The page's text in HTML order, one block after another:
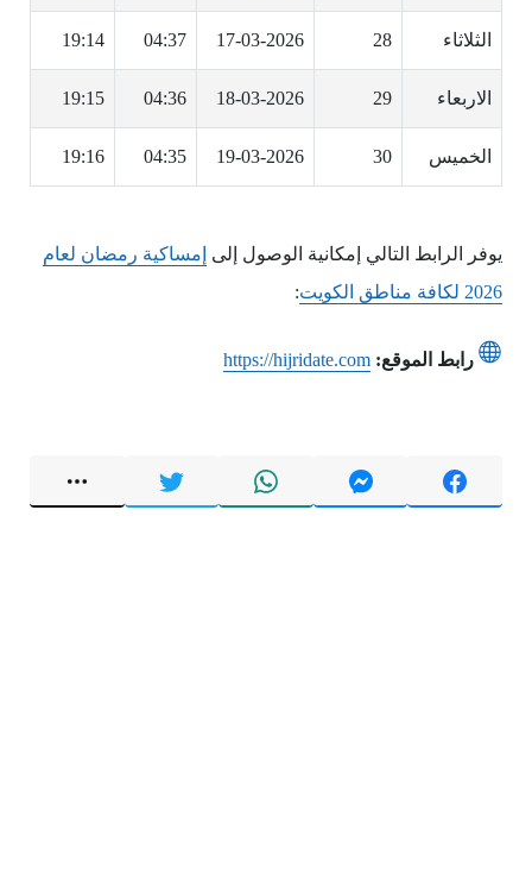
الثلاثاء 28
17-03-2026
04:37
19:14
الاربعاء 29
18-03-2026
04:36
19:15
الخميس 30
19-03-2026
04:35
19:16
يوفر الرابط التالي إمكانية الوصول إلى إمساكية رمضان لعام
2026 لكافة مناطق الكويت
:
رابط الموقع: https://hijridate.com